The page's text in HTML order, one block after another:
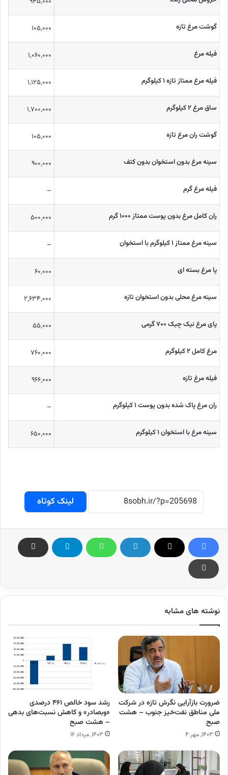
گوشت مرغ تازه ۱۰۵٬۰۰۰
فیله مرغ ۱٬۰۶۰٬۰۰۰
فیله مرغ ممتاز تازه ۱ کیلوگرم ۱٬۱۲۵٬۰۰۰
ساق مرغ ۲ کیلوگرم ۱٬۷۰۰٬۰۰۰
گوشت ران مرغ تازه ۱۰۵٬۰۰۰
سینه مرغ بدون استخوان بدون کتف ۹۰۰٬۰۰۰
فیله مرغ گرم –
ران کامل مرغ بدون پوست ممتاز ۱۰۰۰ گرم ۵۰۰٬۰۰۰
سینه مرغ ممتاز ۱ کیلوگرم با استخوان –
پا مرغ بسته ای ۶۰٬۰۰۰
سینه مرغ محلی بدون استخوان تازه ۲٬۶۳۴٬۰۰۰
پای مرغ نیک چیک ۷۰۰ گرمی ۵۵٬۰۰۰
مرغ کامل ۲ کیلوگرم ۷۶۰٬۰۰۰
فیله مرغ تازه ۹۶۶٬۰۰۰
ران مرغ پاک شده بدون پوست ۱ کیلوگرم –
سینه مرغ با استخوان ۱ کیلوگرم ۶۵۰٬۰۰۰
لینک کوتاه
نوشته های مشابه
ضرورت بازآرایی نگرش تازه در شرکت
ملی مناطق نفت‌خیز جنوب – هشت
صبح
۱۴۰۳, مهر ۴
رشد سود خالص ۴۶۱ درصدی
«وبصادر» و کاهش نسبت‌های بدهی
– هشت صبح
۱۴۰۳, مرداد ۱۶